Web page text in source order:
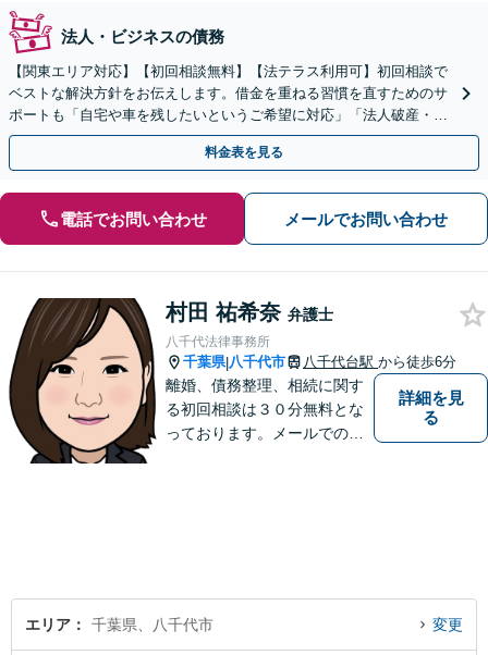
法人・ビジネスの債務
【関東エリア対応】【初回相談無料】【法テラス利用可】初回相談で
ベストな解決方針をお伝えします。借金を重ねる習慣を直すためのサ
ポートも「自宅や車を残したいというご希望に対応」「法人破産・企
業さまのご相談お受けします」
料金表を見る
電話でお問い合わせ メールでお問い合わせ
村田 祐希奈 弁護士
八千代法律事務所
千葉県|八千代市 八千代台駅 から徒歩6分
離婚、債務整理、相続に関す
る初回相談は３０分無料とな
っております。メールでのご
詳細を見
る
エリア 千葉県、八千代市 変更